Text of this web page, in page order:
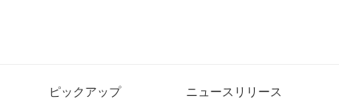
ピックアップ ニュースリリース